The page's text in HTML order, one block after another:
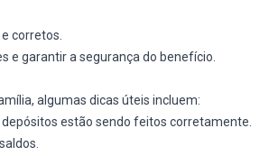
corretos.
e garantir a segurança do benefício.
algumas dicas úteis incluem:
estão sendo feitos corretamente.